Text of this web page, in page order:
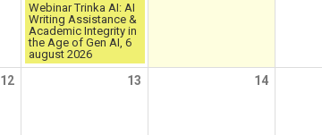
Webinar Trinka AI: AI
Writing Assistance &
Academic Integrity in
the Age of Gen AI, 6
august 2026
12 13 14